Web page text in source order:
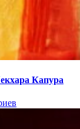
Капура